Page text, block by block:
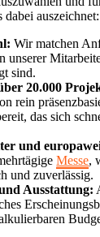
dabei auszeichnet:
Wir matchen
unserer
sind.
20.000
rein
das sich
und
Messe,
und zuverlässig.
Ausstattung: